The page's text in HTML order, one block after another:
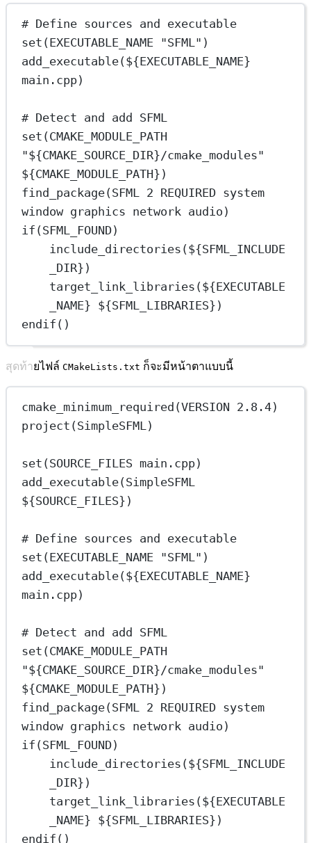
# Define sources and executable
set(EXECUTABLE_NAME "SFML")
add_executable(${EXECUTABLE_NAME}
main.cpp)
# Detect and add SFML
set(CMAKE_MODULE_PATH
"${CMAKE_SOURCE_DIR}/cmake_modules"
${CMAKE_MODULE_PATH})
find_package(SFML 2 REQUIRED system
window graphics network audio)
if(SFML_FOUND)
include_directories(${SFML_INCLUDE
_DIR})
target_link_libraries(${EXECUTABLE
_NAME} ${SFML_LIBRARIES})
endif()
สุดท้ายไฟล์ CMakeLists.txt ก็จะมีหน้าตาแบบนี้
cmake_minimum_required(VERSION 2.8.4)
project(SimpleSFML)
set(SOURCE_FILES main.cpp)
add_executable(SimpleSFML
${SOURCE_FILES})
# Define sources and executable
set(EXECUTABLE_NAME "SFML")
add_executable(${EXECUTABLE_NAME}
main.cpp)
# Detect and add SFML
set(CMAKE_MODULE_PATH
"${CMAKE_SOURCE_DIR}/cmake_modules"
${CMAKE_MODULE_PATH})
find_package(SFML 2 REQUIRED system
window graphics network audio)
if(SFML_FOUND)
include_directories(${SFML_INCLUDE
_DIR})
target_link_libraries(${EXECUTABLE
_NAME} ${SFML_LIBRARIES})
endif()